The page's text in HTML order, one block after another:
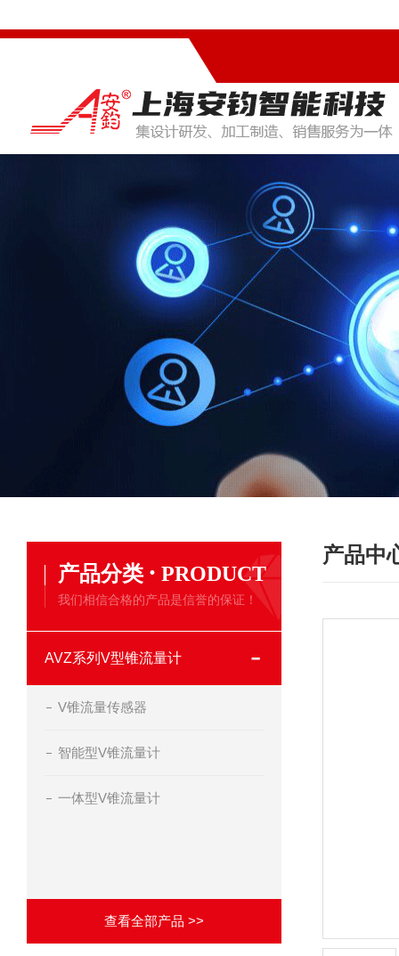
产品分类 · PRODUCT
我们相信合格的产品是信誉的保证！
AVZ系列V型锥流量计
V锥流量传感器
智能型V锥流量计
一体型V锥流量计
查看全部产品 >>
产品中